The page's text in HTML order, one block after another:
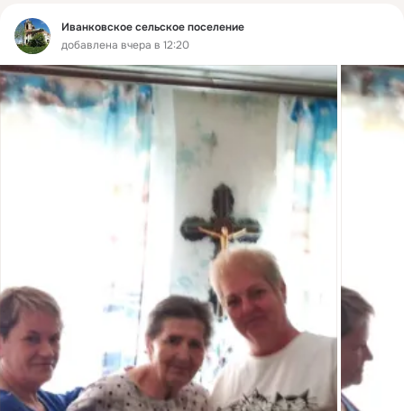
Иванковское сельское поселение
добавлена вчера в 12:20